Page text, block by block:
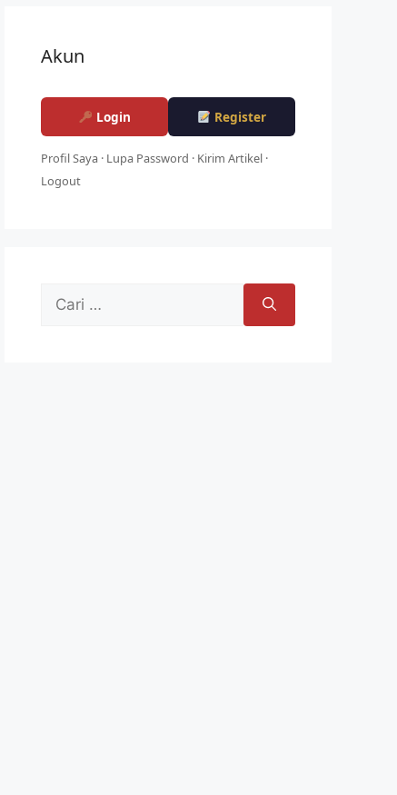
Akun
Login Register
Profil Saya · Lupa Password · Kirim Artikel ·
Logout
Cari